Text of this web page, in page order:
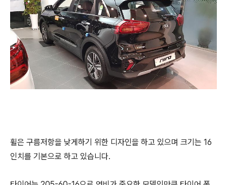
휠은 구름저항을 낮게하기 위한 디자인을 하고 있으며 크기는 16
인치를 기본으로 하고 있습니다.